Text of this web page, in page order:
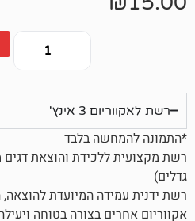
הוספה לסל
בלבד
והוצאת דגים מהאקווריום
המיועדת להוצאה, העברה וטיפול
בצורה בטוחה ויעילה. המבנה